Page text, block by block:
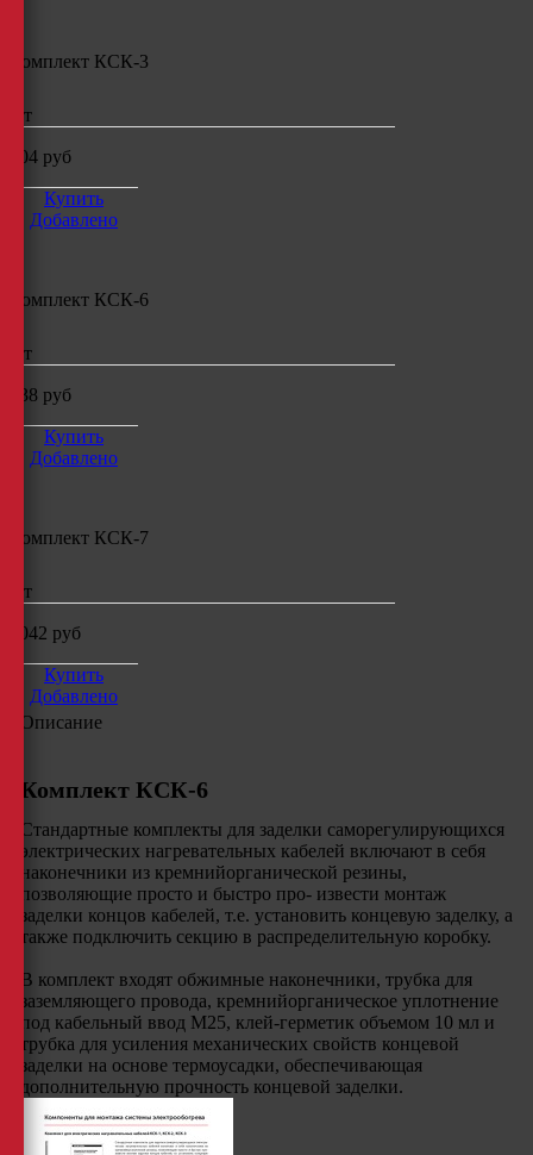
Комплект КСК-3
шт
504 руб
Купить
Добавлено
Комплект КСК-6
шт
538 руб
Купить
Добавлено
Комплект КСК-7
шт
2042 руб
Купить
Добавлено
Описание
Комплект КСК-6
Стандартные комплекты для заделки саморегулирующихся
электрических нагревательных кабелей включают в себя
наконечники из кремнийорганической резины,
позволяющие просто и быстро про- извести монтаж
заделки концов кабелей, т.е. установить концевую заделку, а
также подключить секцию в распределительную коробку.
В комплект входят обжимные наконечники, трубка для
заземляющего провода, кремнийорганическое уплотнение
под кабельный ввод М25, клей-герметик объемом 10 мл и
трубка для усиления механических свойств концевой
заделки на основе термоусадки, обеспечивающая
дополнительную прочность концевой заделки.